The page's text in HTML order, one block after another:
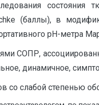
состояния
(баллы), в
рН-метра
СОПР,
динамичное,
со слабой степенью